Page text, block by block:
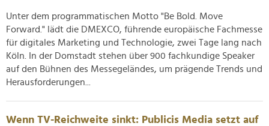
Unter dem programmatischen Motto "Be Bold. Move
Forward." lädt die DMEXCO, führende europäische Fachmesse
für digitales Marketing und Technologie, zwei Tage lang nach
Köln. In der Domstadt stehen über 900 fachkundige Speaker
auf den Bühnen des Messegeländes, um prägende Trends und
Herausforderungen...
Wenn TV-Reichweite sinkt: Publicis Media setzt auf